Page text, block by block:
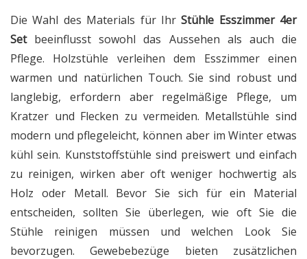
Die Wahl des Materials für IhrStühle Esszimmer 4er
Setbeeinflusst sowohl das Aussehen als auch die
Pflege. Holzstühle verleihen dem Esszimmer einen
warmen und natürlichen Touch. Sie sind robust und
langlebig, erfordern aber regelmäßige Pflege, um
Kratzer und Flecken zu vermeiden. Metallstühle sind
modern und pflegeleicht, können aber im Winter etwas
kühl sein. Kunststoffstühle sind preiswert und einfach
zu reinigen, wirken aber oft weniger hochwertig als
Holz oder Metall. Bevor Sie sich für ein Material
entscheiden, sollten Sie überlegen, wie oft Sie die
Stühle reinigen müssen und welchen Look Sie
bevorzugen. Gewebebezüge bieten zusätzlichen